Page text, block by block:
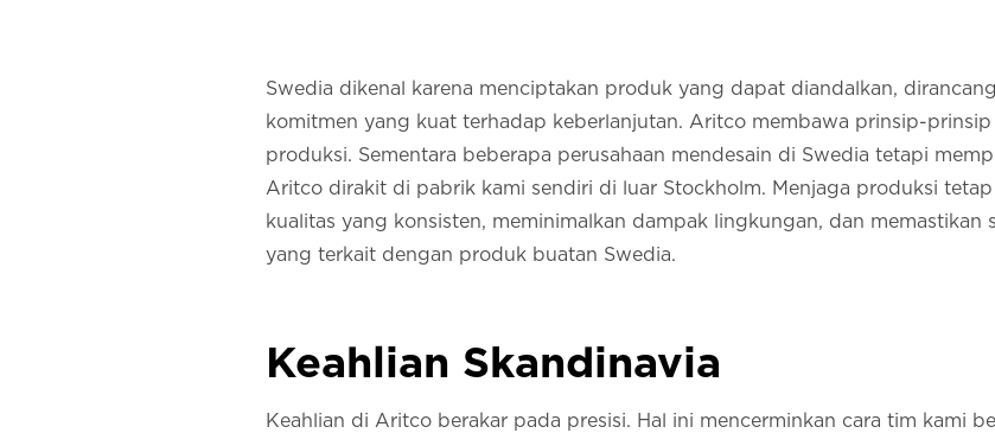
Swedia dikenal karena menciptakan produk yang dapat diandalkan,
komitmen yang kuat terhadap keberlanjutan. Aritco membawa prinsip-
produksi. Sementara beberapa perusahaan mendesain di Swedia tetapi
Aritco dirakit di pabrik kami sendiri di luar Stockholm. Menjaga produksi
kualitas yang konsisten, meminimalkan dampak lingkungan, dan memastikan
yang terkait dengan produk buatan Swedia.
Keahlian Skandinavia
Keahlian di Aritco berakar pada presisi. Hal ini mencerminkan cara tim kami